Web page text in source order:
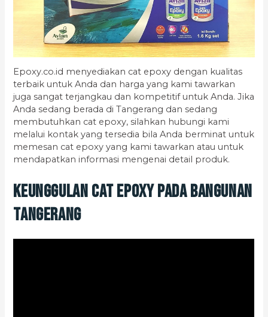
Epoxy.co.id menyediakan cat epoxy dengan kualitas
terbaik untuk Anda dan harga yang kami tawarkan
juga sangat terjangkau dan kompetitif untuk Anda. Jika
Anda sedang berada di Tangerang dan sedang
membutuhkan cat epoxy, silahkan hubungi kami
melalui kontak yang tersedia bila Anda berminat untuk
memesan cat epoxy yang kami tawarkan atau untuk
mendapatkan informasi mengenai detail produk.
Keunggulan Cat Epoxy pada Bangunan
Tangerang